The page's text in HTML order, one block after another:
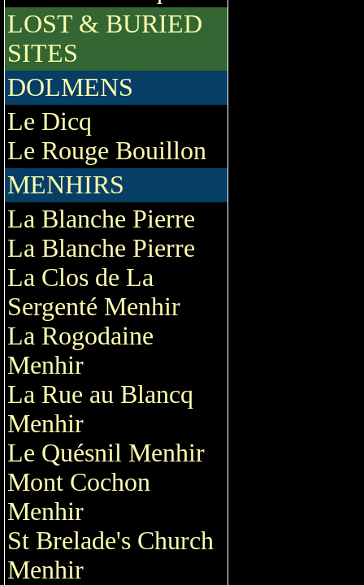
LOST & BURIED
SITES
DOLMENS
Le Dicq
Le Rouge Bouillon
MENHIRS
La Blanche Pierre
La Blanche Pierre
La Clos de La
Sergenté Menhir
La Rogodaine
Menhir
La Rue au Blancq
Menhir
Le Quésnil Menhir
Mont Cochon
Menhir
St Brelade's Church
Menhir